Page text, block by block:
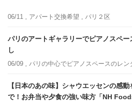
06/11 , アパート交換希望 , パリ２区
パリのアートギャラリーでピアノスペー
し
06/09 , パリの中心でピアノスペースのレン
【日本のあの味】シャウエッセンの感動
で！お弁当や夕食の強い味方「NH